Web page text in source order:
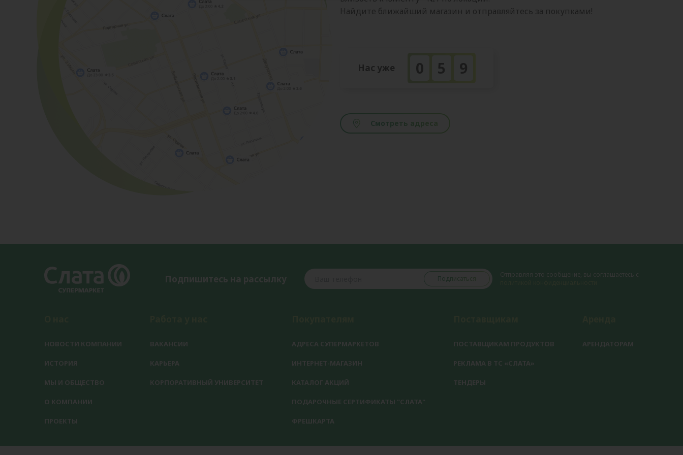
Найдите ближайший магазин и отправляйтесь за покупками!
Нас уже 0 5 9
Смотреть адреса
Подпишитесь на рассылку Подписаться
Отправляя это сообщение, вы соглашаетесь с
НОВОСТИ КОМПАНИИ
ИСТОРИЯ
МЫ И ОБЩЕСТВО
О КОМПАНИИ
ПРОЕКТЫ
ВАКАНСИИ
КАРЬЕРА
КОРПОРАТИВНЫЙ УНИВЕРСИТЕТ
АДРЕСА СУПЕРМАРКЕТОВ
ИНТЕРНЕТ-МАГАЗИН
КАТАЛОГ АКЦИЙ
ПОДАРОЧНЫЕ СЕРТИФИКАТЫ "СЛАТА"
ФРЕШКАРТА
ПОСТАВЩИКАМ ПРОДУКТОВ
РЕКЛАМА В ТС «СЛАТА»
ТЕНДЕРЫ
АРЕНДАТОРАМ